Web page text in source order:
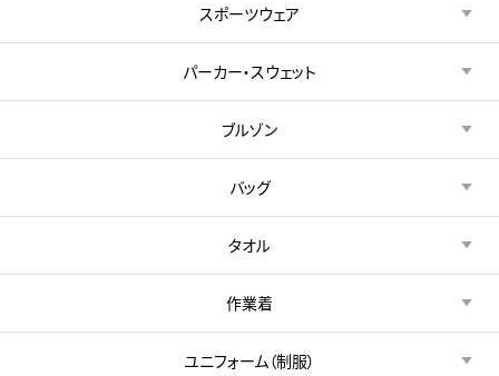
スポーツウェア
パーカー・スウェット
ブルゾン
バッグ
タオル
作業着
ユニフォーム（制服）